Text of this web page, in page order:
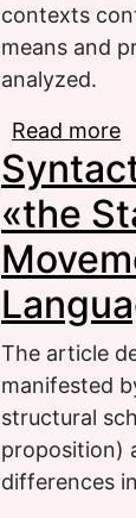
contexts
means and
analyzed.
Read more
«the
The article
manifested
structural
proposition)
differences